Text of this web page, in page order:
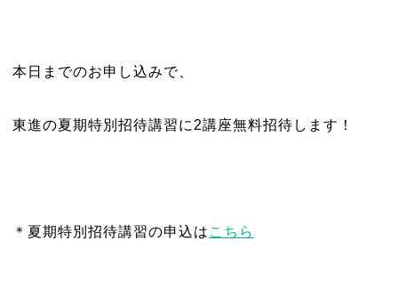
本日までのお申し込みで、
東進の夏期特別招待講習に2講座無料招待します！
＊夏期特別招待講習の申込は こちら